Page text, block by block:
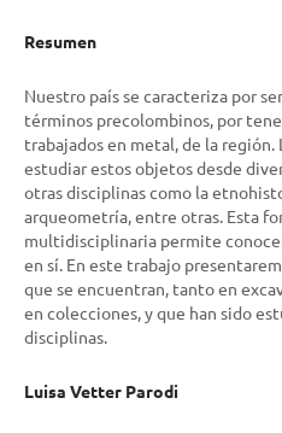
Resumen
Nuestro país se caracteriza por
términos precolombinos, por
trabajados en metal, de la
estudiar estos objetos desde
otras disciplinas como la
arqueometría, entre otras. Esta
multidisciplinaria permite
en sí. En este trabajo
que se encuentran, tanto en
en colecciones, y que han sido
disciplinas.
Luisa Vetter Parodi